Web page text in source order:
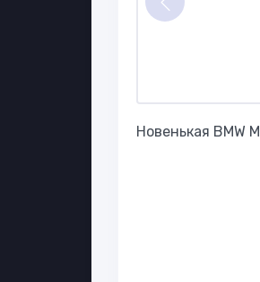
Новенькая BMW